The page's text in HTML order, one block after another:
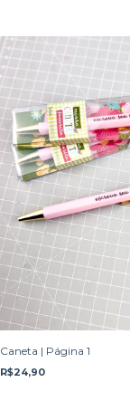
Caneta | Página 1
R$24,90